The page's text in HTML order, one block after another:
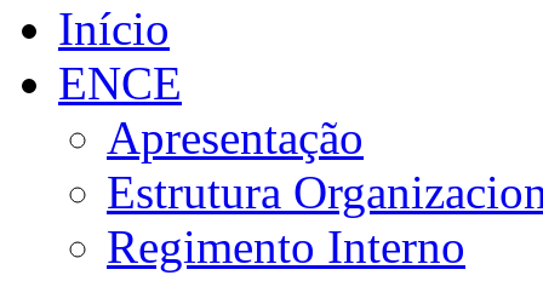
Início
ENCE
Apresentação
Estrutura
Regimento Interno